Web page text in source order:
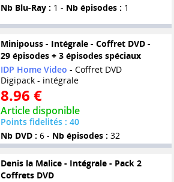
Nb Blu-Ray : 1 - Nb épisodes : 1
Minipouss - Intégrale - Coffret DVD -
29 épisodes + 3 épisodes spéciaux
IDP Home Video - Coffret DVD
Digipack - intégrale
8.96 €
Article disponible
Points fidelités : 40
Nb DVD : 6 - Nb épisodes : 32
Denis la Malice - Intégrale - Pack 2
Coffrets DVD